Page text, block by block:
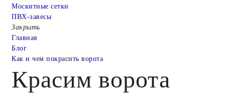
Москитные сетки
ПВХ-завесы
Закрыть
Главная
Блог
Как и чем покрасить ворота
Красим ворота